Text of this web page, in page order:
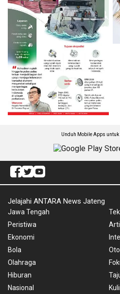
Unduh Mobile Apps untuk
Jelajahi ANTARA News Jateng
Jawa Tengah
Peristiwa
Ekonomi
Bola
Olahraga
Hiburan
Nasional